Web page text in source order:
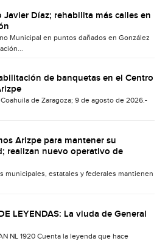
Javier Díaz; rehabilita más calles en
Municipal en puntos dañados en González
de banquetas en el Centro
de Zaragoza; 9 de agosto de 2026.-
Arizpe para mantener su
realizan nuevo operativo de
municipales, estatales y federales mantienen
LEYENDAS: La viuda de General
NL 1920 Cuenta la leyenda que hace